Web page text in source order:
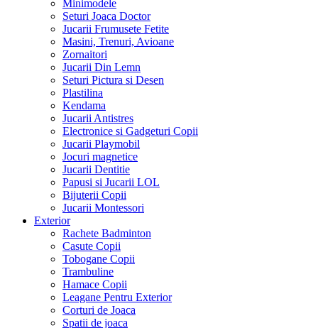
Minimodele
Seturi Joaca Doctor
Jucarii Frumusete Fetite
Masini, Trenuri, Avioane
Zornaitori
Jucarii Din Lemn
Seturi Pictura si Desen
Plastilina
Kendama
Jucarii Antistres
Electronice si Gadgeturi Copii
Jucarii Playmobil
Jocuri magnetice
Jucarii Dentitie
Papusi si Jucarii LOL
Bijuterii Copii
Jucarii Montessori
Exterior
Rachete Badminton
Casute Copii
Tobogane Copii
Trambuline
Hamace Copii
Leagane Pentru Exterior
Corturi de Joaca
Spatii de joaca